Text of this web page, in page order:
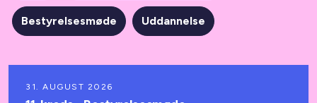
Bestyrelsesmøde Uddannelse
31. AUGUST 2026